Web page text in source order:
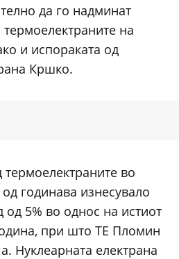
да го надминат
на
и испораката од
Кршко.
во
годинава изнесувало
од 5% во однос на истиот
при што ТЕ Пломин
Нуклеарната електрана